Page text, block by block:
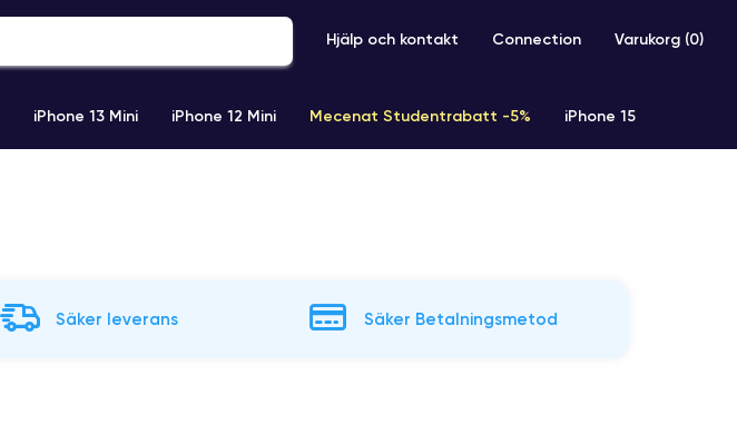
Hjälp och kontakt Connection Varukorg (0)
iPhone 13 Mini iPhone 12 Mini Mecenat Studentrabatt -5% iPhone 15
Säker leverans Säker Betalningsmetod